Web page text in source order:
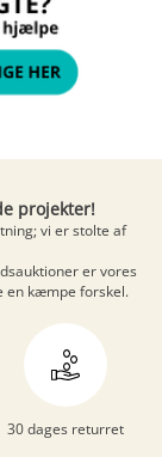
30 dages returret
projekter!
vi er stolte af
er vores
en kæmpe forskel.